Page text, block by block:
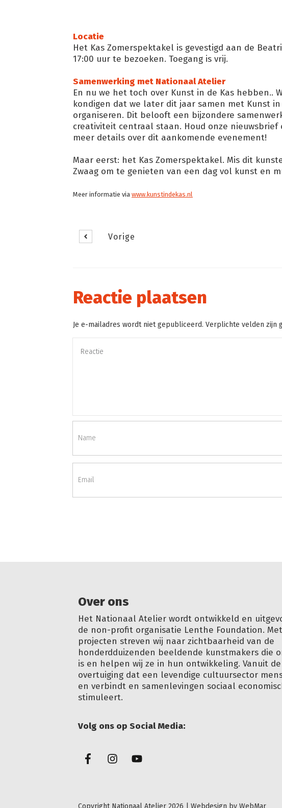
Locatie
Het Kas Zomerspektakel is gevestigd aan de
17:00 uur te bezoeken. Toegang is vrij.
Samenwerking met Nationaal Atelier
En nu we het toch over Kunst in de Kas hebben..
kondigen dat we later dit jaar samen met Kunst
organiseren. Dit belooft een bijzondere
creativiteit centraal staan. Houd onze
meer details over dit aankomende evenement!
Maar eerst: het Kas Zomerspektakel. Mis dit
Zwaag om te genieten van een dag vol kunst en
Meer informatie via www.kunstindekas.nl
Vorige
Reactie plaatsen
Je e-mailadres wordt niet gepubliceerd. Verplichte velden zijn
Over ons
Het Nationaal Atelier wordt ontwikkeld en
de non-profit organisatie Lenthe Foundation.
projecten streven wij naar zichtbaarheid van de
honderdduizenden beeldende kunstmakers die
is en helpen wij ze in hun ontwikkeling. Vanuit de
overtuiging dat een levendige cultuursector
en verbindt en samenlevingen sociaal
stimuleert.
Volg ons op Social Media:
Copyright Nationaal Atelier 2026 | Webdesign by WebMar